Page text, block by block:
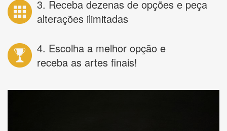
3. Receba dezenas de opções e peça
alterações ilimitadas
4. Escolha a melhor opção e
receba as artes finais!